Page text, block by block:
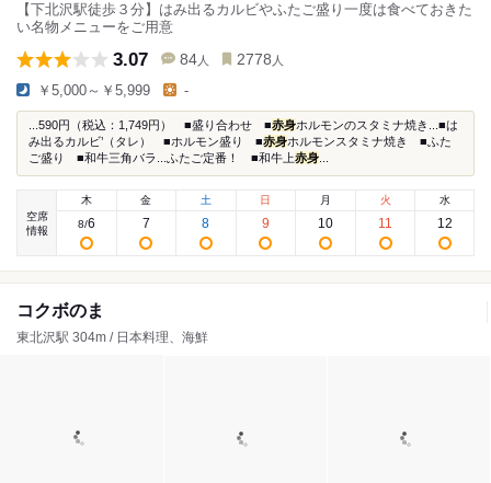
【下北沢駅徒歩３分】はみ出るカルビやふたご盛り一度は食べておきた
い名物メニューをご用意
3.07 84 人 2778 人
￥5,000～￥5,999 -
...590円（税込：1,749円） ■盛り合わせ ■赤身ホルモンのスタミナ焼き...■は
み出るカルビ’（タレ） ■ホルモン盛り ■赤身ホルモンスタミナ焼き ■ふた
ご盛り ■和牛三角バラ...ふたご定番！ ■和牛上赤身
空席
情報
木
8/6
金
7
土
8
日
9
月
10
火
11
水
12
コクボのまゝ
東北沢駅 304m / 日本料理、海鮮